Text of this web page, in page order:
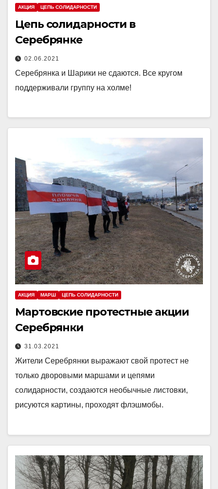
АКЦИЯ ЦЕПЬ СОЛИДАРНОСТИ
Цепь солидарности в
Серебрянке
02.06.2021
Серебрянка и Шарики не сдаются. Все кругом
поддерживали группу на холме!
АКЦИЯ МАРШ ЦЕПЬ СОЛИДАРНОСТИ
Мартовские протестные акции
Серебрянки
31.03.2021
Жители Серебрянки выражают свой протест не
только дворовыми маршами и цепями
солидарности, создаются необычные листовки,
рисуются картины, проходят флэшмобы.